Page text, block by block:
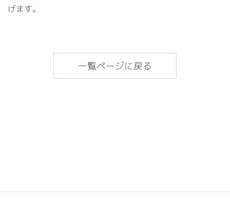
げます。
一覧ページに戻る